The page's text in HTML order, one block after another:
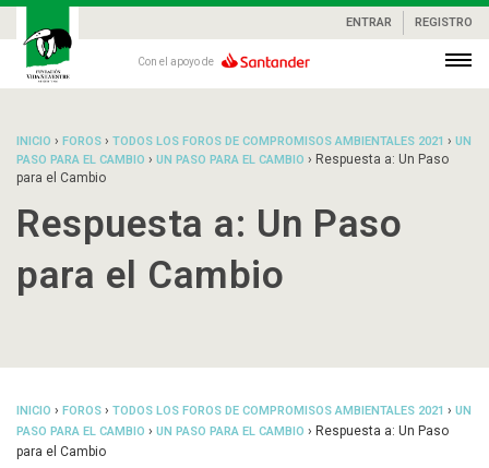
ENTRAR REGISTRO
Con el apoyo de
INICIO › FOROS › TODOS LOS FOROS DE COMPROMISOS AMBIENTALES 2021 › UN
PASO PARA EL CAMBIO › UN PASO PARA EL CAMBIO › Respuesta a: Un Paso
para el Cambio
Respuesta a: Un Paso
para el Cambio
INICIO › FOROS › TODOS LOS FOROS DE COMPROMISOS AMBIENTALES 2021 › UN
PASO PARA EL CAMBIO › UN PASO PARA EL CAMBIO › Respuesta a: Un Paso
para el Cambio